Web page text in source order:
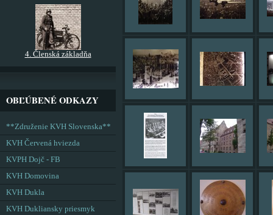
4. Členská základňa
OBĽÚBENÉ ODKAZY
**Združenie KVH Slovenska**
KVH Červená hviezda
KVPH Dojč - FB
KVH Domovina
KVH Dukla
KVH Dukliansky priesmyk